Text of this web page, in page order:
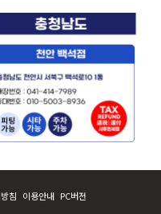
침 이용안내 PC버전